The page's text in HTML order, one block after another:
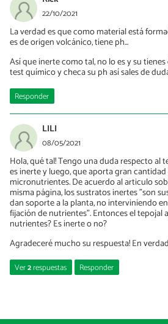
22/10/2021
La verdad es que como material está
es de origen volcánico, tiene ph...
Así que inerte como tal, no lo es y su
test químico y checa su ph así sales de
Responder
LILI
08/05/2021
Hola, qué tal! Tengo una duda respecto al
es inerte y luego, que aporta gran
micronutrientes. De acuerdo al articulo
misma página, los sustratos inertes "son
dan soporte a la planta, no interviniendo
fijación de nutrientes". Entonces el tepojal
nutrientes? Es inerte o no?
Agradeceré mucho su respuesta! En
Ver2respuestas Responder